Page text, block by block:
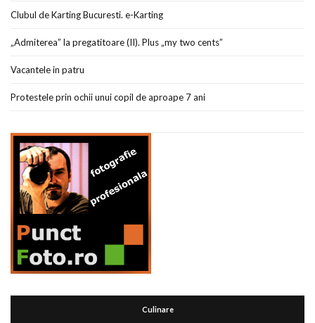
Clubul de Karting Bucuresti. e-Karting
„Admiterea” la pregatitoare (II). Plus „my two cents”
Vacantele in patru
Protestele prin ochii unui copil de aproape 7 ani
Culinare